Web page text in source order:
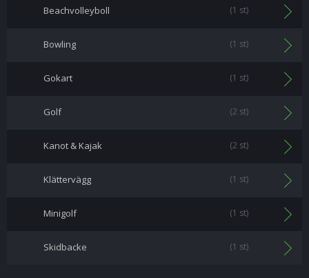
Beachvolleyboll (1 st)
Bowling (1 st)
Gokart (1 st)
Golf (2 st)
Kanot & Kajak (2 st)
Klättervägg (1 st)
Minigolf (1 st)
Skidbacke (1 st)